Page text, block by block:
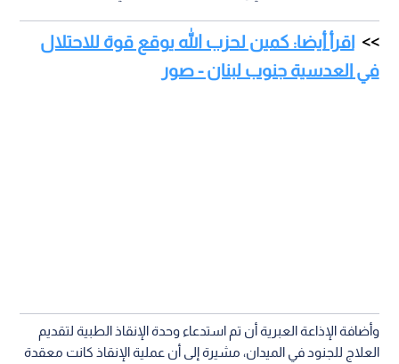
اقرأ أيضا: كمين لحزب الله يوقع قوة للاحتلال
في العدسية جنوب لبنان - صور
وأضافة الإذاعة العبرية أن تم استدعاء وحدة الإنقاذ الطبية لتقديم
العلاج للجنود في الميدان، مشيرة إلى أن عملية الإنقاذ كانت معقدة